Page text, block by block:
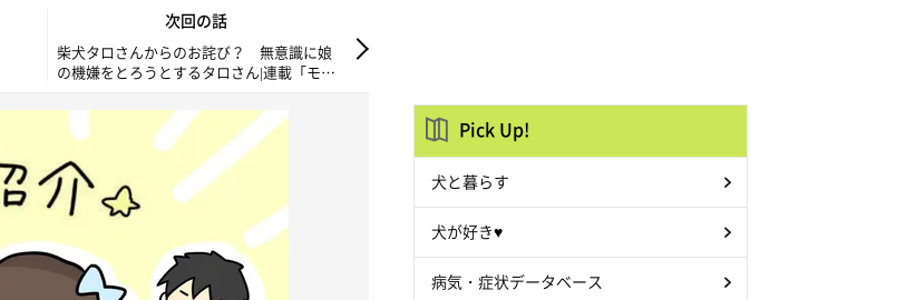
次回の話
柴犬タロさんからのお詫び？ 無意識に娘
の機嫌をとろうとするタロさん|連載「モフ
Pick Up!
犬と暮らす
犬が好き♥
病気・症状データベース